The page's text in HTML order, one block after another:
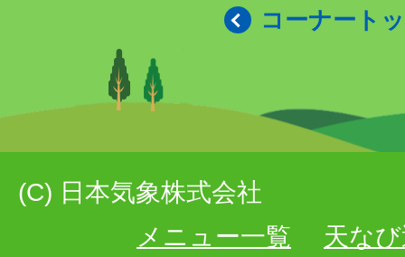
コーナート
(C) 日本気象株式会社
メニュー一覧
天な